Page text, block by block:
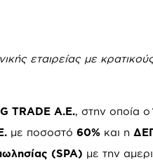
εταιρείας με
TRADE A.E., στην οποία
με ποσοστό60% και η
(SPA) με την